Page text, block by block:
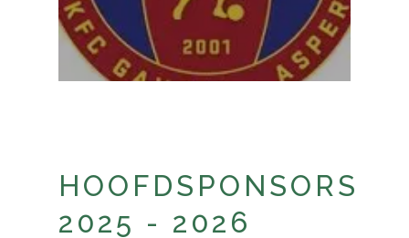
HOOFDSPONSORS
2025 - 2026